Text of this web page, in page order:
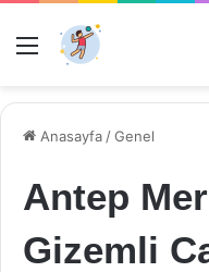
Menü
Anasayfa /Genel
Antep
Gizemli